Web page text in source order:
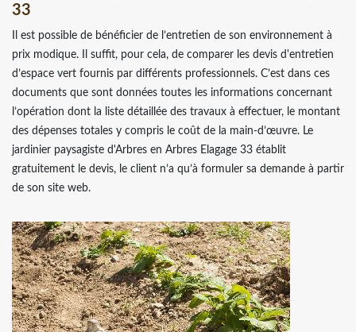
33
Il est possible de bénéficier de l’entretien de son environnement à
prix modique. Il suffit, pour cela, de comparer les devis d'entretien
d’espace vert fournis par différents professionnels. C’est dans ces
documents que sont données toutes les informations concernant
l’opération dont la liste détaillée des travaux à effectuer, le montant
des dépenses totales y compris le coût de la main-d’œuvre. Le
jardinier paysagiste d'Arbres en Arbres Elagage 33 établit
gratuitement le devis, le client n’a qu’à formuler sa demande à partir
de son site web.